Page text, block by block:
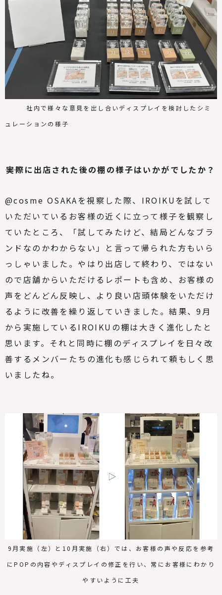
社内で様々な意見を出し合いディスプレイを検討したシミ
ュレーションの様子
――実際に出店された後の棚の様子はいかがでしたか？
@cosme OSAKAを視察した際、IROIKUを試して
いただいているお客様の近くに立って様子を観察し
ていたところ、「試してみたけど、結局どんなブラ
ンドなのかわからない」と言って帰られた方もいら
っしゃいました。やはり出店して終わり、ではない
ので店舗からいただけるレポートも含め、お客様の
声をどんどん反映し、より良い店頭体験をいただけ
るように改善を繰り返していきました。結果、9月
から実施しているIROIKUの棚は大きく進化したと
思います。それと同時に棚のディスプレイを日々改
善するメンバーたちの進化も感じられて頼もしく思
いましたね。
9月実施（左）と10月実施（右）では、お客様の声や反応を参考
にPOPの内容やディスプレイの修正を行い、常にお客様にわかり
やすいように工夫